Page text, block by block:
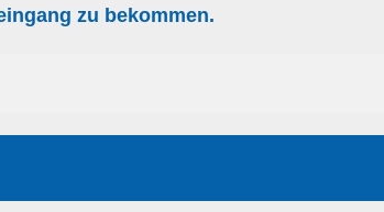
zu bekommen.